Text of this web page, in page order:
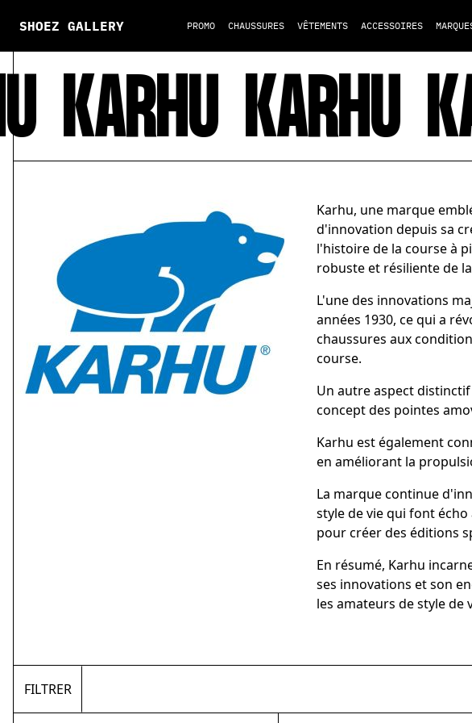
SHOEZ GALLERY PROMO CHAUSSURES VÊTEMENTS ACCESSOIRES
KARHU KARHU
Karhu, une marque
d'innovation depuis sa
l'histoire de la course à
robuste et résiliente de
L'une des innovations
années 1930, ce qui a
chaussures aux
course.
Un autre aspect
concept des pointes
Karhu est également
en améliorant la
La marque continue
style de vie qui font
pour créer des éditions
En résumé, Karhu
ses innovations et son
les amateurs de style de
FILTRER